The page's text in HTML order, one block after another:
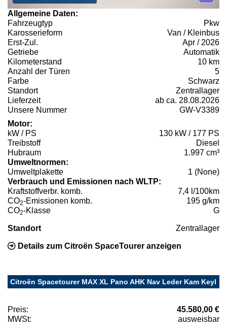
Allgemeine Daten:
Fahrzeugtyp
Pkw
Karosserieform
Van / Kleinbus
Erst-Zul.
Apr / 2026
Getriebe
Automatik
Kilometerstand
10 km
Anzahl der Türen
5
Farbe
Schwarz
Standort
Zentrallager
Lieferzeit
ab ca. 28.08.2026
Unsere Nummer
GW-V3389
Motor:
kW / PS
130 kW / 177 PS
Treibstoff
Diesel
Hubraum
1.997 cm³
Umweltnormen:
Umweltplakette
1 (None)
Verbrauch und Emissionen nach WLTP:
Kraftstoffverbr. komb.
7,4 l/100km
CO2-Emissionen komb.
195 g/km
CO2-Klasse G
Standort Zentrallager
Details zum Citroën SpaceTourer anzeigen
Citroën Spacetourer MAX XL Pano AHK Nav Leder Kam Keyl
Preis:
45.580,00 €
MWSt:
ausweisbar